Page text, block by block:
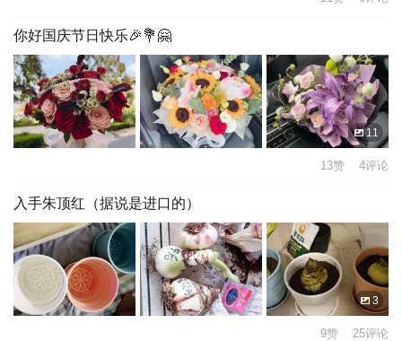
你好国庆节日快乐🎉💐🤗
11
13赞 4评论
入手朱顶红（据说是进口的）
3
9赞 25评论